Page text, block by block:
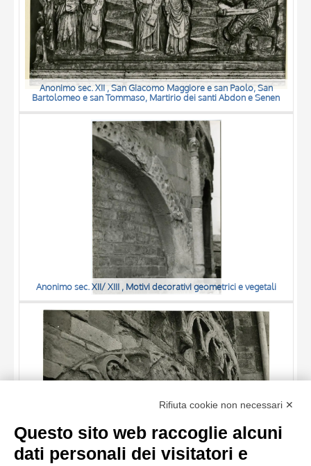
Anonimo sec. XII , San Giacomo Maggiore e san Paolo, San
Bartolomeo e san Tommaso, Martirio dei santi Abdon e Senen
Anonimo sec. XII/ XIII , Motivi decorativi geometrici e vegetali
OGGETTO
LOCALIZZAZIONE
Rifiuta cookie non necessari ✕
Questo sito web raccoglie alcuni
dati personali dei visitatori e